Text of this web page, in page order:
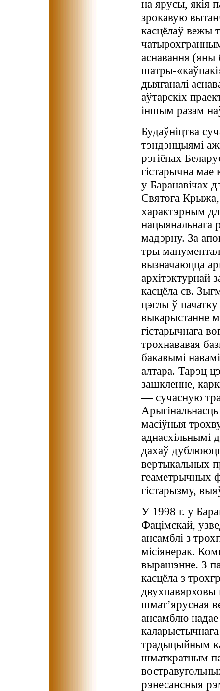
на ярусы, якія
зрокавую
касцёлаў вежы
аснавання
шатры-
дыяганалі
аўтарскіх
іншым разам
Будаўніцтва
тэндэнцыямі
рэгіёнах
гістарычна мае
у Баранавічах
Святога
характэрным
нацыянальнага
мадэрну. За
тры
вызначаюцца
архітэктурнай
касцёла св.
цэглы ў
выкарыстанне
гістарычнага
трохнававая
бакавымі
алтара. Тарэц
зашкленне,
— сучасную
масіўныя
аднасхільнымі
дахаў
вертыкальных
геаметрычных
гістарызму,
У 1998 г. у
Фацімскай,
ансамблі з
місіянерак.
вырашэнне. З
касцёла з
двухпавярховы
шмат’ярусная
ансамблю надае
традыцыйным
шматкратным
рэнесансныя